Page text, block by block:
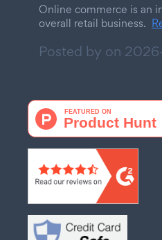
Online commerce is an
overall retail business.
Posted by on